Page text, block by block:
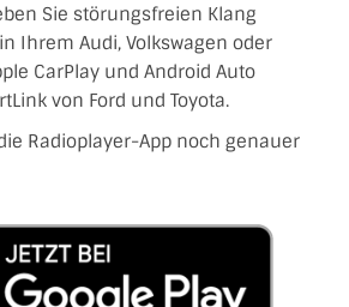
Sie störungsfreien Klang
Ihrem Audi, Volkswagen oder
CarPlay und Android Auto
von Ford und Toyota.
Radioplayer-App noch genauer